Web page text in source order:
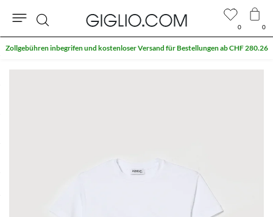
0 0
Suche
Zollgebühren inbegrifen und kostenloser Versand für Bestellungen ab CHF 280.26